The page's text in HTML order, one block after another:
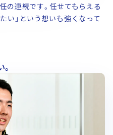
の連続です。任せてもらえる
い」という想いも強くなって